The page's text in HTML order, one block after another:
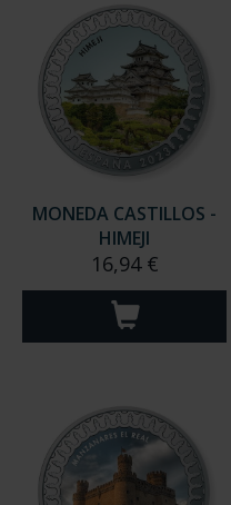
MONEDA CASTILLOS -
HIMEJI
16,94 €